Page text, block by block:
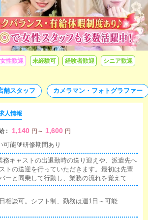
女性歓迎 未経験可 経験者歓迎
シニア歓迎
舗スタッフ カメラマン・フォトグラファー
人情報
: 1,140 円 ～ 1,600 円
可能🔰研修期間あり
務キャストの出退勤時の送り迎えや、派遣先へ
トの送迎を行っていただきます。最初は先輩
ーと同乗して行動し、業務の流れを覚えてい
すので、未経験の方でも安心して働けます。
代・高速代は支給します。■清掃業務送迎業務
相談可。シフト制、勤務は週1日～可能